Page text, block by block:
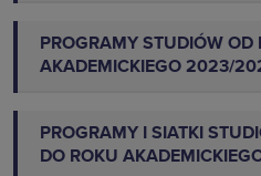
PROGRAMY STUDIÓW OD
AKADEMICKIEGO 2023/
PROGRAMY I SIATKI
DO ROKU